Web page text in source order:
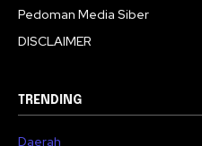
Pedoman Media Siber
DISCLAIMER
TRENDING
Daerah